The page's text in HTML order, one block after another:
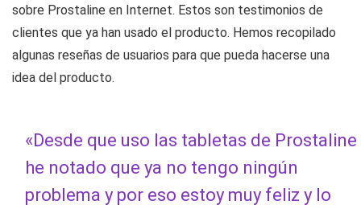
sobre Prostaline en Internet. Estos son testimonios de
clientes que ya han usado el producto. Hemos recopilado
algunas reseñas de usuarios para que pueda hacerse una
idea del producto.
«Desde que uso las tabletas de Prostaline
he notado que ya no tengo ningún
problema y por eso estoy muy feliz y lo